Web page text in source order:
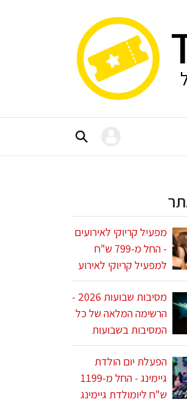
מפעיל קריוקי לאירועים
- החל מ-799 ש"ח
למפעיל קריוקי לאירוע
מסיבות שבועות 2026 -
הרשימה המלאה של כל
המסיבות בשבועות
הפעלת יום הולדת
גיימינג - החל מ-1199
ש"ח ליומולדת גיימינג